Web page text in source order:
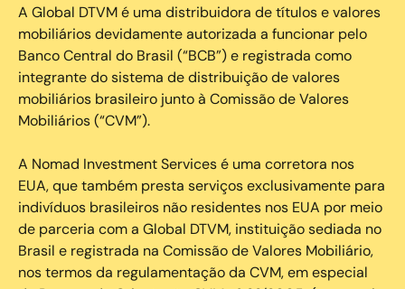
A Global DTVM é uma distribuidora de títulos e valores
mobiliários devidamente autorizada a funcionar pelo
Banco Central do Brasil (“BCB”) e registrada como
integrante do sistema de distribuição de valores
mobiliários brasileiro junto à Comissão de Valores
Mobiliários (“CVM”).
‍A Nomad Investment Services é uma corretora nos
EUA, que também presta serviços exclusivamente para
indivíduos brasileiros não residentes nos EUA por meio
de parceria com a Global DTVM, instituição sediada no
Brasil e registrada na Comissão de Valores Mobiliário,
nos termos da regulamentação da CVM, em especial